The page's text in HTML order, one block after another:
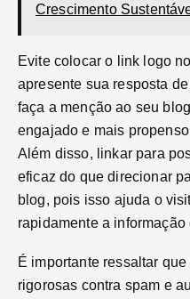
Crescimento
Evite colocar o link logo
apresente sua resposta
faça a menção ao seu
engajado e mais
Além disso, linkar para
eficaz do que direcionar
blog, pois isso ajuda o
rapidamente a informação
É importante ressaltar
rigorosas contra spam e